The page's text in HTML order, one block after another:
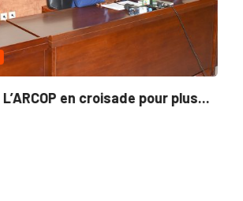
INTÉGRATION RÉGIONALE
Gestion concertée et durable du